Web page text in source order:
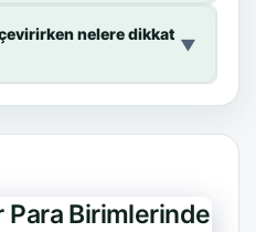
nelere dikkat
▼
Birimlerinde